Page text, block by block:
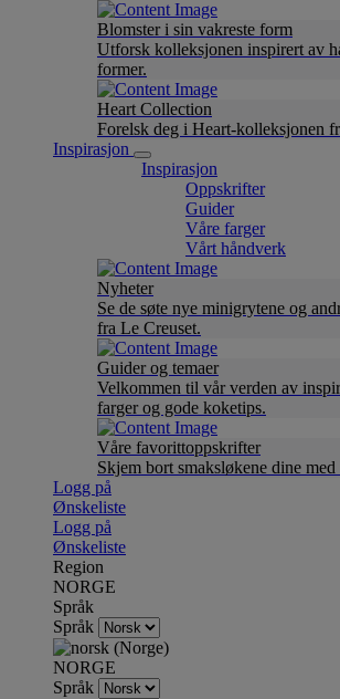
Blomster i sin vakreste form
Utforsk kolleksjonen inspirert av
former.
Heart Collection
Forelsk deg i Heart-kolleksjonen
Inspirasjon
Inspirasjon
Oppskrifter
Guider
Våre farger
Vårt håndverk
Nyheter
Se de søte nye minigrytene og
fra Le Creuset.
Guider og temaer
Velkommen til vår verden av
farger og gode koketips.
Våre favorittoppskrifter
Skjem bort smaksløkene dine
Logg på
Ønskeliste
Logg på
Ønskeliste
Region
NORGE
Språk
Språk
NORGE
Språk